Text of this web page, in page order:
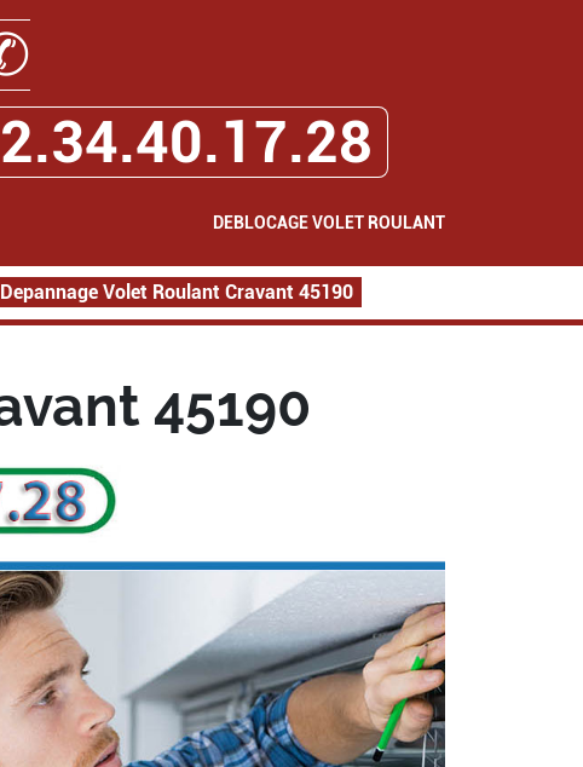
DEBLOCAGE VOLET ROULANT
Depannage Volet Roulant Cravant 45190
45190